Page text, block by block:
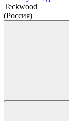
Teckwood
(Россия)